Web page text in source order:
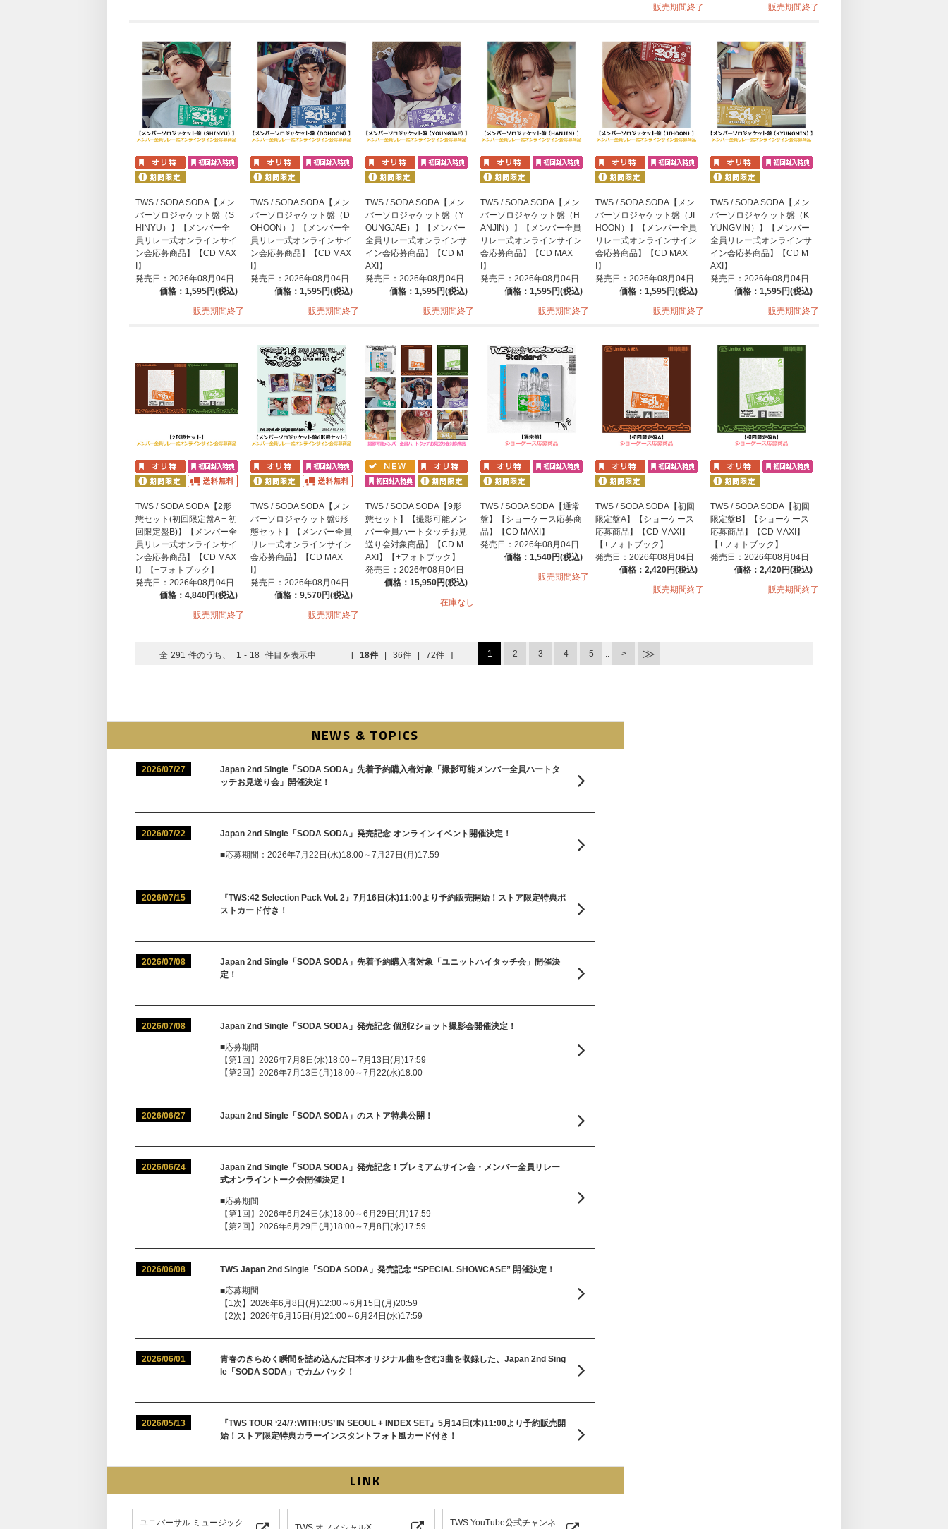
販売期間終了
販売期間終了
TWS / SODA SODA【メン
バーソロジャケット盤（S
HINYU）】【メンバー全
員リレー式オンラインサイ
ン会応募商品】【CD MAX
I】
発売日：2026年08月04日
価格：1,595円(税込)
販売期間終了
TWS / SODA SODA【メン
バーソロジャケット盤（D
OHOON）】【メンバー全
員リレー式オンラインサイ
ン会応募商品】【CD MAX
I】
発売日：2026年08月04日
価格：1,595円(税込)
販売期間終了
TWS / SODA SODA【メン
バーソロジャケット盤（Y
OUNGJAE）】【メンバー
全員リレー式オンラインサ
イン会応募商品】【CD M
AXI】
発売日：2026年08月04日
価格：1,595円(税込)
販売期間終了
TWS / SODA SODA【メン
バーソロジャケット盤（H
ANJIN）】【メンバー全員
リレー式オンラインサイン
会応募商品】【CD MAX
I】
発売日：2026年08月04日
価格：1,595円(税込)
販売期間終了
TWS / SODA SODA【メン
バーソロジャケット盤（JI
HOON）】【メンバー全員
リレー式オンラインサイン
会応募商品】【CD MAX
I】
発売日：2026年08月04日
価格：1,595円(税込)
販売期間終了
TWS / SODA SODA【メン
バーソロジャケット盤（K
YUNGMIN）】【メンバー
全員リレー式オンラインサ
イン会応募商品】【CD M
AXI】
発売日：2026年08月04日
価格：1,595円(税込)
販売期間終了
TWS / SODA SODA【2形
態セット(初回限定盤A + 初
回限定盤B)】【メンバー全
員リレー式オンラインサイ
ン会応募商品】【CD MAX
I】【+フォトブック】
発売日：2026年08月04日
価格：4,840円(税込)
販売期間終了
TWS / SODA SODA【メン
バーソロジャケット盤6形
態セット】【メンバー全員
リレー式オンラインサイン
会応募商品】【CD MAX
I】
発売日：2026年08月04日
価格：9,570円(税込)
販売期間終了
TWS / SODA SODA【9形
態セット】【撮影可能メン
バー全員ハートタッチお見
送り会対象商品】【CD M
AXI】【+フォトブック】
発売日：2026年08月04日
価格：15,950円(税込)
在庫なし
TWS / SODA SODA【通常
盤】【ショーケース応募商
品】【CD MAXI】
発売日：2026年08月04日
価格：1,540円(税込)
販売期間終了
TWS / SODA SODA【初回
限定盤A】【ショーケース
応募商品】【CD MAXI】
【+フォトブック】
発売日：2026年08月04日
価格：2,420円(税込)
販売期間終了
TWS / SODA SODA【初回
限定盤B】【ショーケース
応募商品】【CD MAXI】
【+フォトブック】
発売日：2026年08月04日
価格：2,420円(税込)
販売期間終了
全 291 件のうち、 1 - 18 件目を表示中 [ 18件 | 36件 | 72件 ] 1 2 3 4 5
NEWS & TOPICS
2026/07/27
Japan 2nd Single「SODA SODA」先着予約購入者対象「撮影可能メンバー全員ハートタ
ッチお見送り会」開催決定！
2026/07/22 Japan 2nd Single「SODA SODA」発売記念 オンラインイベント開催決定！
■応募期間：2026年7月22日(水)18:00～7月27日(月)17:59
2026/07/15
『TWS:42 Selection Pack Vol. 2』7月16日(木)11:00より予約販売開始！ストア限定特典ポ
ストカード付き！
2026/07/08
Japan 2nd Single「SODA SODA」先着予約購入者対象「ユニットハイタッチ会」開催決
定！
2026/07/08 Japan 2nd Single「SODA SODA」発売記念 個別2ショット撮影会開催決定！
■応募期間
【第1回】2026年7月8日(水)18:00～7月13日(月)17:59
【第2回】2026年7月13日(月)18:00～7月22(水)18:00
2026/06/27 Japan 2nd Single「SODA SODA」のストア特典公開！
2026/06/24
Japan 2nd Single「SODA SODA」発売記念！プレミアムサイン会・メンバー全員リレー
式オンライントーク会開催決定！
■応募期間
【第1回】2026年6月24日(水)18:00～6月29日(月)17:59
【第2回】2026年6月29日(月)18:00～7月8日(水)17:59
2026/06/08 TWS Japan 2nd Single「SODA SODA」発売記念 “SPECIAL SHOWCASE” 開催決定！
■応募期間
【1次】2026年6月8日(月)12:00～6月15日(月)20:59
【2次】2026年6月15日(月)21:00～6月24日(水)17:59
2026/06/01
青春のきらめく瞬間を詰め込んだ日本オリジナル曲を含む3曲を収録した、Japan 2nd Sing
le「SODA SODA」でカムバック！
2026/05/13
『TWS TOUR ‘24/7:WITH:US’ IN SEOUL + INDEX SET』5月14日(木)11:00より予約販売開
始！ストア限定特典カラーインスタントフォト風カード付き！
LINK
ユニバーサル ミュージック TWS YouTube公式チャンネ